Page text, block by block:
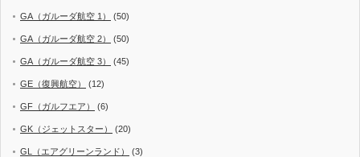
GA（ガルーダ航空 1） (50)
GA（ガルーダ航空 2） (50)
GA（ガルーダ航空 3） (45)
GE（復興航空） (12)
GF（ガルフエア） (6)
GK（ジェットスター） (20)
GL（エアグリーンランド） (3)